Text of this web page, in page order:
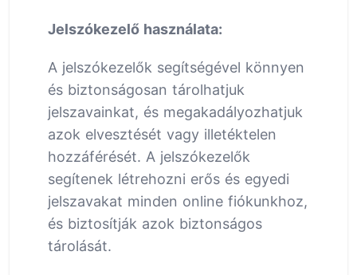
Jelszókezelő használata:
A jelszókezelők segítségével könnyen
és biztonságosan tárolhatjuk
jelszavainkat, és megakadályozhatjuk
azok elvesztését vagy illetéktelen
hozzáférését. A jelszókezelők
segítenek létrehozni erős és egyedi
jelszavakat minden online fiókunkhoz,
és biztosítják azok biztonságos
tárolását.